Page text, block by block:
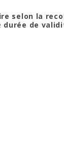
la
durée de